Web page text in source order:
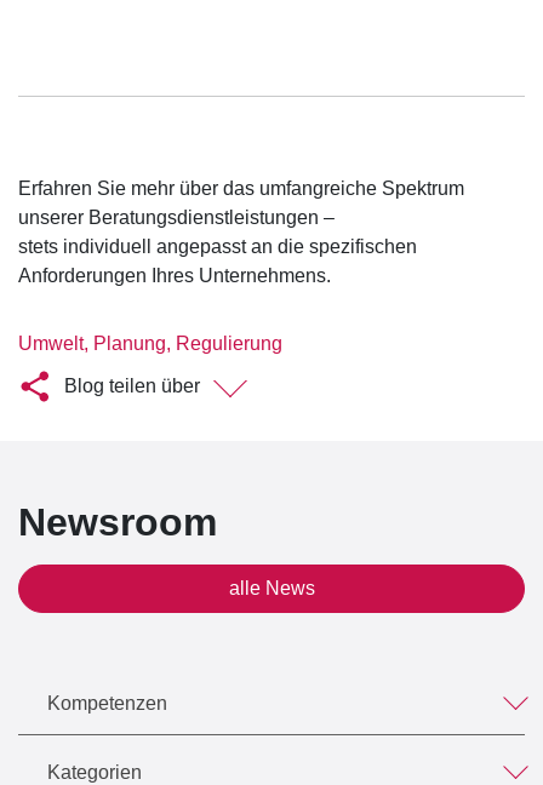
Erfahren Sie mehr über das umfangreiche Spektrum
unserer Beratungsdienstleistungen –
stets individuell angepasst an die spezifischen
Anforderungen Ihres Unternehmens.
Umwelt, Planung, Regulierung
Blog teilen über
Newsroom
alle News
Kompetenzen
Kategorien